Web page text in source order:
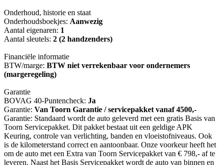
Onderhoud, historie en staat
Onderhoudsboekjes: Aanwezig
Aantal eigenaren: 1
Aantal sleutels: 2 (2 handzenders)
Financiële informatie
BTW/marge: BTW niet verrekenbaar voor ondernemers
(margeregeling)
Garantie
BOVAG 40-Puntencheck: Ja
Garantie: Van Toorn Garantie / servicepakket vanaf 4500,-
Garantie: Standaard wordt de auto geleverd met een gratis Basis van
Toorn Servicepakket. Dit pakket bestaat uit een geldige APK
Keuring, controle van verlichting, banden en vloeistofniveaus. Ook
is de kilometerstand correct en aantoonbaar. Onze voorkeur heeft het
om de auto met een Extra van Toorn Servicepakket van € 798,- af te
leveren. Naast het Basis Servicepakket wordt de auto van binnen en